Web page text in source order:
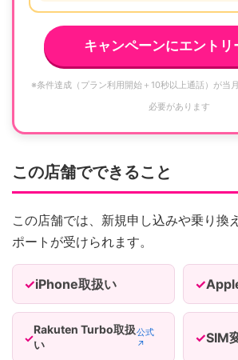
キャンペーンにエントリ
※条件達成（プラン利用開始＋10秒以上通話）が当
必要があります
この店舗でできること
この店舗では、新規申し込みや乗り換
ポートが受けられます。
iPhone取扱い
Rakuten Turbo取扱
い
公式
↗
SIM